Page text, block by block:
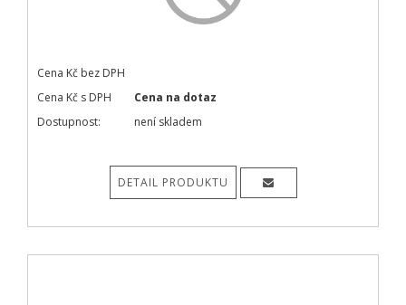
Cena Kč bez DPH
Cena Kč s DPH
Cena na dotaz
Dostupnost:
není skladem
DETAIL PRODUKTU